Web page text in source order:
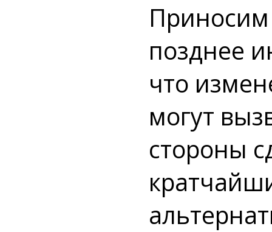
Приносим
позднее
что
могут
стороны